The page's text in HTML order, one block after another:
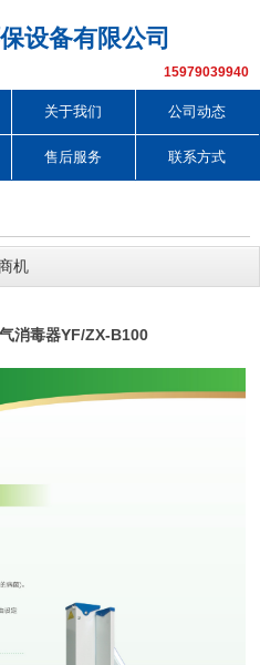
设备有限公司
15979039940
关于我们 公司动态
售后服务 联系方式
机
消毒器YF/ZX-B100